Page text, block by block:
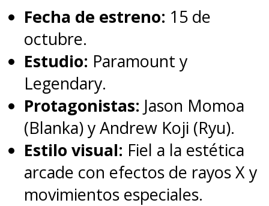
Fecha de estreno: 15 de
octubre.
Estudio: Paramount y
Legendary.
Protagonistas: Jason Momoa
(Blanka) y Andrew Koji (Ryu).
Estilo visual: Fiel a la estética
arcade con efectos de rayos X y
movimientos especiales.